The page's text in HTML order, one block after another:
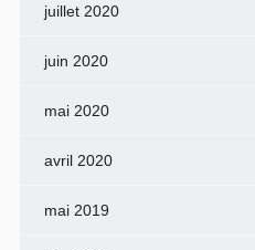
juillet 2020
juin 2020
mai 2020
avril 2020
mai 2019